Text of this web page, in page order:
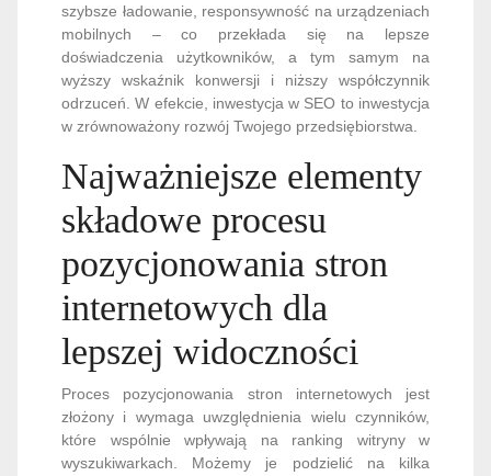
szybsze ładowanie, responsywność na urządzeniach
mobilnych – co przekłada się na lepsze
doświadczenia użytkowników, a tym samym na
wyższy wskaźnik konwersji i niższy współczynnik
odrzuceń. W efekcie, inwestycja w SEO to inwestycja
w zrównoważony rozwój Twojego przedsiębiorstwa.
Najważniejsze elementy
składowe procesu
pozycjonowania stron
internetowych dla
lepszej widoczności
Proces pozycjonowania stron internetowych jest
złożony i wymaga uwzględnienia wielu czynników,
które wspólnie wpływają na ranking witryny w
wyszukiwarkach. Możemy je podzielić na kilka